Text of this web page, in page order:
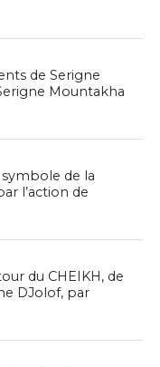
de Serigne
Mountakha
symbole de la
l’action de
du CHEIKH, de
DJolof, par